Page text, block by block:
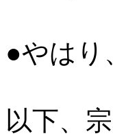
●やはり
以下、